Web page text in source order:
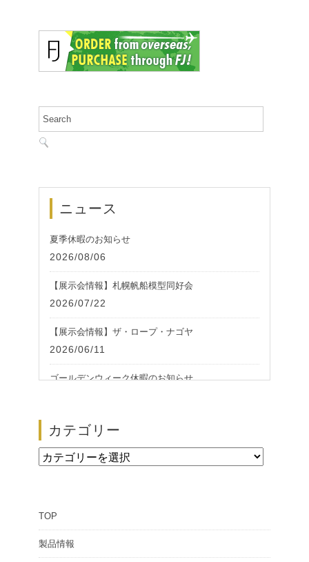
ニュース
夏季休暇のお知らせ
2026/08/06
【展示会情報】札幌帆船模型同好会
2026/07/22
【展示会情報】ザ・ロープ・ナゴヤ
2026/06/11
ゴールデンウィーク休暇のお知らせ
【展示会情報】第51回 ザ・ロープ 帆船模型展
カテゴリー
カ
リ
ー
TOP
製品情報